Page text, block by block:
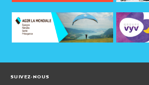
SUIVEZ-NOUS